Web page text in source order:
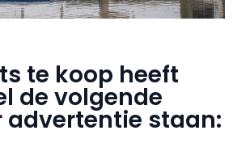
te koop heeft
de volgende
advertentie staan: